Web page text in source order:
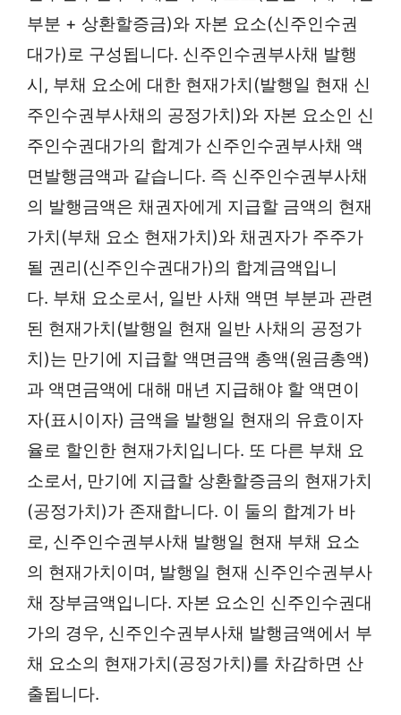
부분 + 상환할증금)와 자본 요소(신주인수권
대가)로 구성됩니다. 신주인수권부사채 발행
시, 부채 요소에 대한 현재가치(발행일 현재 신
주인수권부사채의 공정가치)와 자본 요소인 신
주인수권대가의 합계가 신주인수권부사채 액
면발행금액과 같습니다. 즉 신주인수권부사채
의 발행금액은 채권자에게 지급할 금액의 현재
가치(부채 요소 현재가치)와 채권자가 주주가
될 권리(신주인수권대가)의 합계금액입니
다. 부채 요소로서, 일반 사채 액면 부분과 관련
된 현재가치(발행일 현재 일반 사채의 공정가
치)는 만기에 지급할 액면금액 총액(원금총액)
과 액면금액에 대해 매년 지급해야 할 액면이
자(표시이자) 금액을 발행일 현재의 유효이자
율로 할인한 현재가치입니다. 또 다른 부채 요
소로서, 만기에 지급할 상환할증금의 현재가치
(공정가치)가 존재합니다. 이 둘의 합계가 바
로, 신주인수권부사채 발행일 현재 부채 요소
의 현재가치이며, 발행일 현재 신주인수권부사
채 장부금액입니다. 자본 요소인 신주인수권대
가의 경우, 신주인수권부사채 발행금액에서 부
채 요소의 현재가치(공정가치)를 차감하면 산
출됩니다.